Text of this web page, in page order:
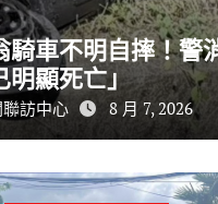
騎車不明自摔！警
明顯死亡」
訪中心 8 月 7, 2026